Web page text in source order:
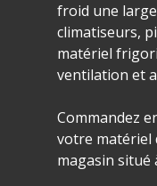
froid une
climatiseurs,
matériel
ventilation et
Commandez
votre matériel
magasin situé